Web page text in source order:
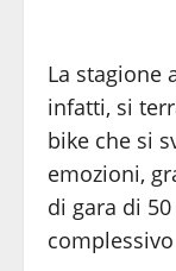
La stagione
infatti, si
bike che si
emozioni,
di gara di